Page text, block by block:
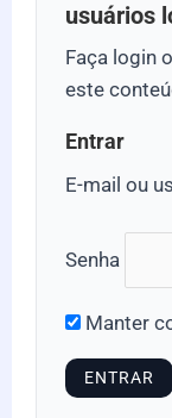
usuários
Faça login
este
Entrar
E-mail ou
Senha
Manter